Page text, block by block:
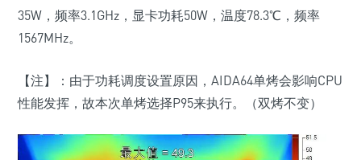
35W，频率3.1GHz，显卡功耗50W，温度78.3℃，频率
1567MHz。
【注】：由于功耗调度设置原因，AIDA64单烤会影响CPU
性能发挥，故本次单烤选择P95来执行。
（双烤不变）